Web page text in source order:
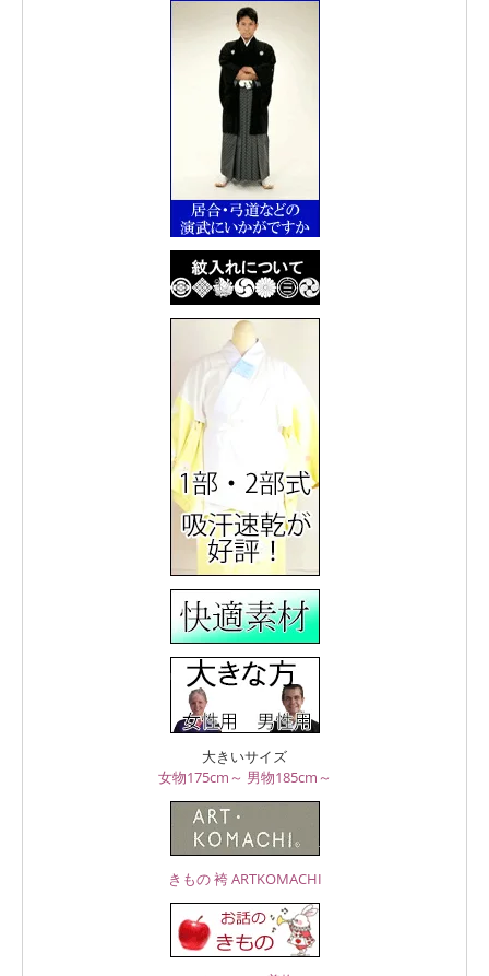
大きいサイズ
女物175cm～ 男物185cm～
きもの 袴 ARTKOMACHI